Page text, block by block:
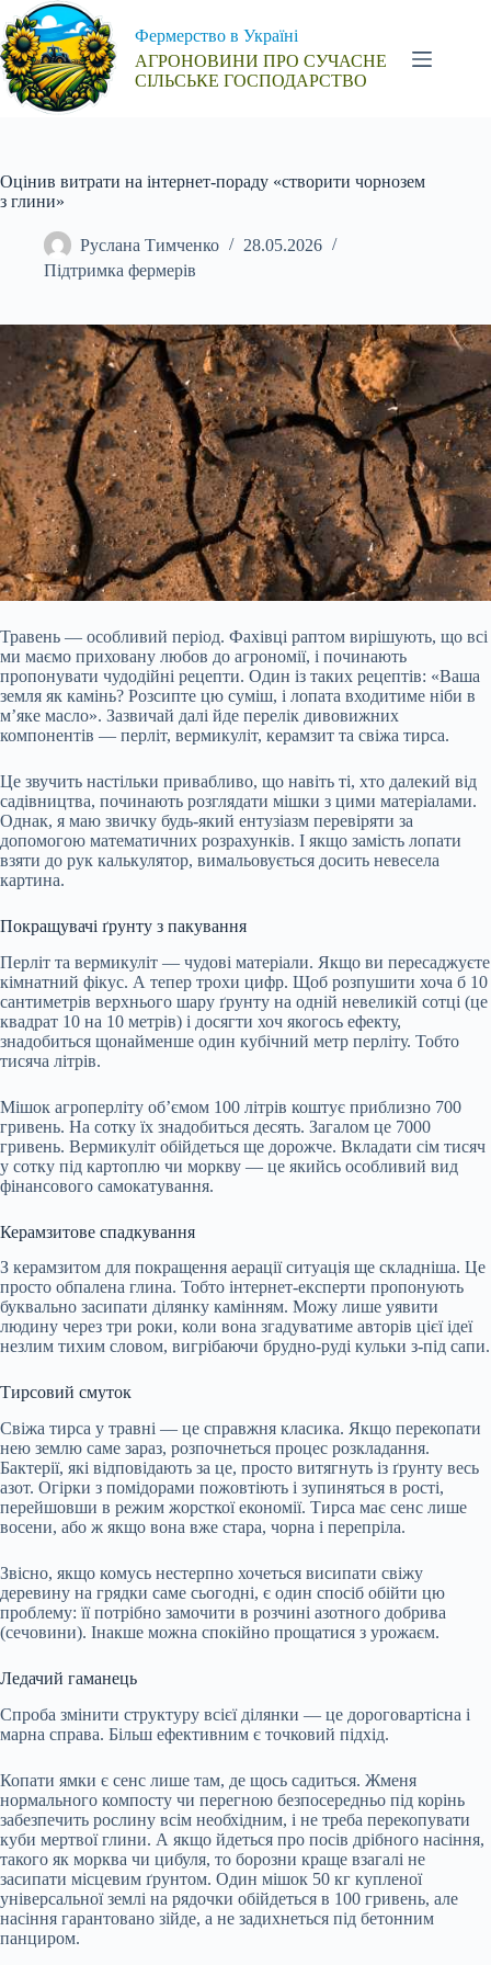
Перейти
до
вмісту
Фермерство в Україні
АГРОНОВИНИ ПРО СУЧАСНЕ
СІЛЬСЬКЕ ГОСПОДАРСТВО
Оцінив витрати на інтернет-пораду «створити чорнозем
з глини»
Руслана Тимченко
28.05.2026
Підтримка фермерів
Травень — особливий період. Фахівці раптом вирішують, що всі
ми маємо приховану любов до агрономії, і починають
пропонувати чудодійні рецепти. Один із таких рецептів: «Ваша
земля як камінь? Розсипте цю суміш, і лопата входитиме ніби в
м’яке масло». Зазвичай далі йде перелік дивовижних
компонентів — перліт, вермикуліт, керамзит та свіжа тирса.
Це звучить настільки привабливо, що навіть ті, хто далекий від
садівництва, починають розглядати мішки з цими матеріалами.
Однак, я маю звичку будь-який ентузіазм перевіряти за
допомогою математичних розрахунків. І якщо замість лопати
взяти до рук калькулятор, вимальовується досить невесела
картина.
Покращувачі ґрунту з пакування
Перліт та вермикуліт — чудові матеріали. Якщо ви пересаджуєте
кімнатний фікус. А тепер трохи цифр. Щоб розпушити хоча б 10
сантиметрів верхнього шару ґрунту на одній невеликій сотці (це
квадрат 10 на 10 метрів) і досягти хоч якогось ефекту,
знадобиться щонайменше один кубічний метр перліту. Тобто
тисяча літрів.
Мішок агроперліту об’ємом 100 літрів коштує приблизно 700
гривень. На сотку їх знадобиться десять. Загалом це 7000
гривень. Вермикуліт обійдеться ще дорожче. Вкладати сім тисяч
у сотку під картоплю чи моркву — це якийсь особливий вид
фінансового самокатування.
Керамзитове спадкування
З керамзитом для покращення аерації ситуація ще складніша. Це
просто обпалена глина. Тобто інтернет-експерти пропонують
буквально засипати ділянку камінням. Можу лише уявити
людину через три роки, коли вона згадуватиме авторів цієї ідеї
незлим тихим словом, вигрібаючи брудно-руді кульки з-під сапи.
Тирсовий смуток
Свіжа тирса у травні — це справжня класика. Якщо перекопати
нею землю саме зараз, розпочнеться процес розкладання.
Бактерії, які відповідають за це, просто витягнуть із ґрунту весь
азот. Огірки з помідорами пожовтіють і зупиняться в рості,
перейшовши в режим жорсткої економії. Тирса має сенс лише
восени, або ж якщо вона вже стара, чорна і перепріла.
Звісно, якщо комусь нестерпно хочеться висипати свіжу
деревину на грядки саме сьогодні, є один спосіб обійти цю
проблему: її потрібно замочити в розчині азотного добрива
(сечовини). Інакше можна спокійно прощатися з урожаєм.
Ледачий гаманець
Спроба змінити структуру всієї ділянки — це дороговартісна і
марна справа. Більш ефективним є точковий підхід.
Копати ямки є сенс лише там, де щось садиться. Жменя
нормального компосту чи перегною безпосередньо під корінь
забезпечить рослину всім необхідним, і не треба перекопувати
куби мертвої глини. А якщо йдеться про посів дрібного насіння,
такого як морква чи цибуля, то борозни краще взагалі не
засипати місцевим ґрунтом. Один мішок 50 кг купленої
універсальної землі на рядочки обійдеться в 100 гривень, але
насіння гарантовано зійде, а не задихнеться під бетонним
панциром.